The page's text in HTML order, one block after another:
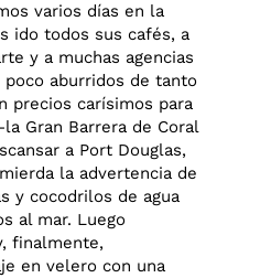
varios días en la
ido todos sus cafés, a
y a muchas agencias
poco aburridos de tanto
precios carísimos para
Gran Barrera de Coral
a Port Douglas,
la advertencia de
y cocodrilos de agua
al mar. Luego
finalmente,
en velero con una